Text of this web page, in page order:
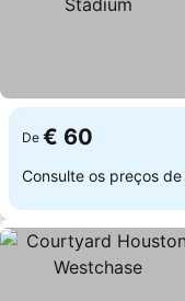
De € 60
Consulte os preços de